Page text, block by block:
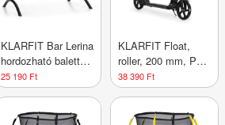
KLARFIT Bar Lerina
hordozható balett
rúd, 110x113 cm,
állítható magasság,
25 190 Ft
KLARFIT Float,
roller, 200 mm, PU
kerekek, ABAC 7,
AS-soft grips
bíborvörös
38 390 Ft